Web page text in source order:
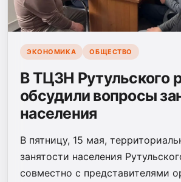
ЭКОНОМИКА ОБЩЕСТВО
В ТЦЗН Рутульского
обсудили вопросы
населения
В пятницу, 15 мая,
занятости населения
совместно с представителями